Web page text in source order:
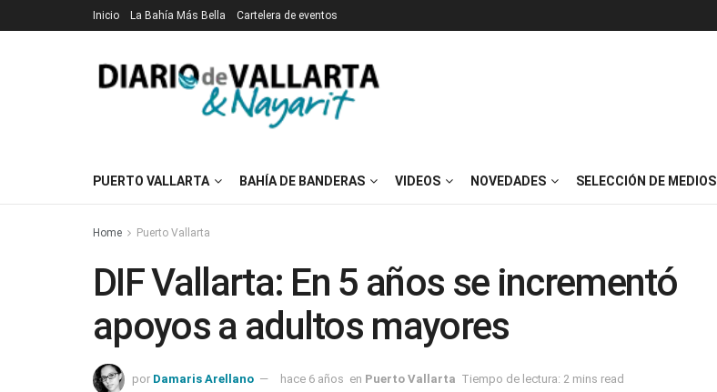
Inicio La Bahía Más Bella Cartelera de eventos
PUERTO VALLARTA BAHÍA DE BANDERAS VIDEOS NOVEDADES SELECCIÓN DE MEDIOS
Home Puerto Vallarta
DIF Vallarta: En 5 años se incrementó
apoyos a adultos mayores
por Damaris Arellano hace 6 años en Puerto Vallarta Tiempo de lectura: 2 mins read